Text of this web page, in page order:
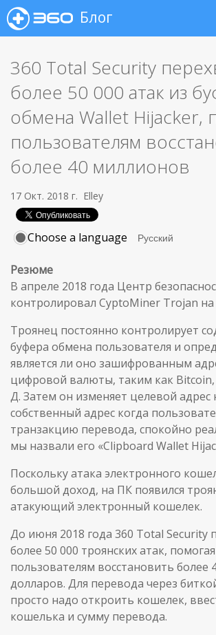
Блог
360 Total Security
более 50 000 атак из
обмена Wallet Hijacker,
пользователям
более 40 миллионов
17 Окт. 2018 г. Elley
Choose a language
Резюме
В апреле 2018 года Центр
контролировал CyptoMiner Trojan
Троянец постоянно контролирует
буфера обмена пользователя и
является ли оно зашифрованным
цифровой валюты, таким как Bitcoin,
Д. Затем он изменяет целевой адрес
собственный адрес когда
транзакцию перевода, спокойно
мы назвали его «Clipboard Wallet
Поскольку атака электронного
большой доход, на ПК появился
атакующий электронный кошелек.
До июня 2018 года 360 Total Security
более 50 000 троянских атак, помогая
пользователям восстановить более
долларов. Для перевода через
просто надо откроить кошелек,
кошелька и сумму перевода.